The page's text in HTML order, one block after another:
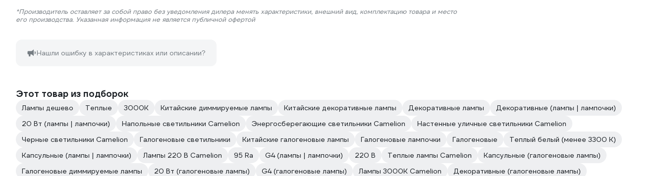
*Производитель оставляет за собой право без уведомления дилера менять характеристики, внешний вид, комплектацию товара и место
его производства. Указанная информация не является публичной офертой
Нашли ошибку в характеристиках или описании?
Этот товар из подборок
Лампы дешево Теплые 3000К Китайские диммируемые лампы Китайские декоративные лампы Декоративные лампы
Декоративные (лампы | лампочки)
20 Вт (лампы | лампочки)
Напольные светильники Camelion Энергосберегающие светильники Camelion
Настенные уличные светильники Camelion
Черные светильники Camelion
Галогеновые светильники Китайские галогеновые лампы Галогеновые лампочки Галогеновые
Теплый белый (менее 3300 К)
Капсульные (лампы | лампочки)
Лампы 220 В Camelion 95 Ra G4 (лампы | лампочки) 220 В Теплые лампы Camelion
Капсульные (галогеновые лампы)
Галогеновые диммируемые лампы
20 Вт (галогеновые лампы) G4 (галогеновые лампы) Лампы 3000К Camelion
Декоративные (галогеновые лампы)